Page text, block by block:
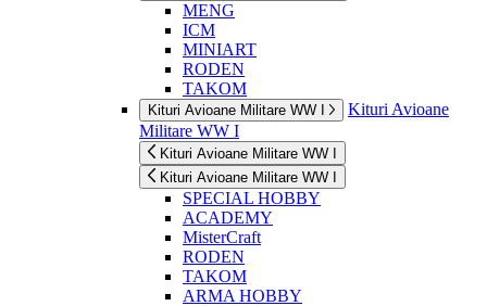
MENG
ICM
MINIART
RODEN
TAKOM
Kituri Avioane Militare WW I
Kituri Avioane
Militare WW I
Kituri Avioane Militare WW I
Kituri Avioane Militare WW I
SPECIAL HOBBY
ACADEMY
MisterCraft
RODEN
TAKOM
ARMA HOBBY